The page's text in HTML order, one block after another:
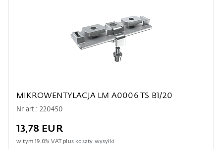
MIKROWENTYLACJA LM A0006 TS B1/20
Nr art.: 220450
13,78 EUR
w tym19.0% VAT plus koszty wysyłki